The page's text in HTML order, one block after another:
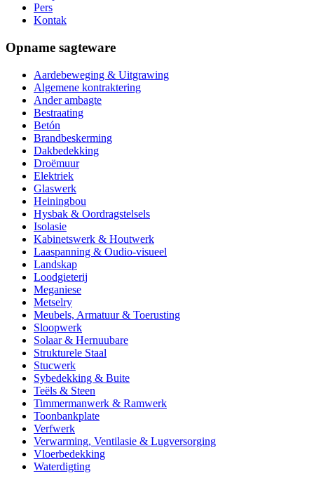
Pers
Kontak
Opname sagteware
Aardebeweging & Uitgrawing
Algemene kontraktering
Ander ambagte
Bestraating
Betón
Brandbeskerming
Dakbedekking
Droëmuur
Elektriek
Glaswerk
Heiningbou
Hysbak & Oordragstelsels
Isolasie
Kabinetswerk & Houtwerk
Laaspanning & Oudio-visueel
Landskap
Loodgieterij
Meganiese
Metselry
Meubels, Armatuur & Toerusting
Sloopwerk
Solaar & Hernuubare
Strukturele Staal
Stucwerk
Sybedekking & Buite
Teëls & Steen
Timmermanwerk & Ramwerk
Toonbankplate
Verfwerk
Verwarming, Ventilasie & Lugversorging
Vloerbedekking
Waterdigting